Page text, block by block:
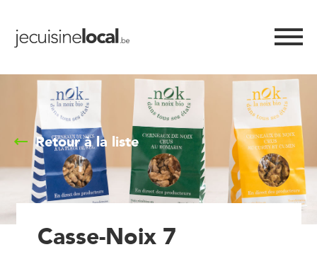
Retour à la liste
Casse-Noix 7